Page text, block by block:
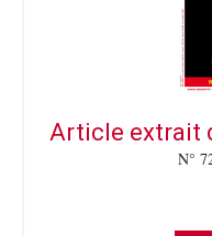
Article extrait
N°